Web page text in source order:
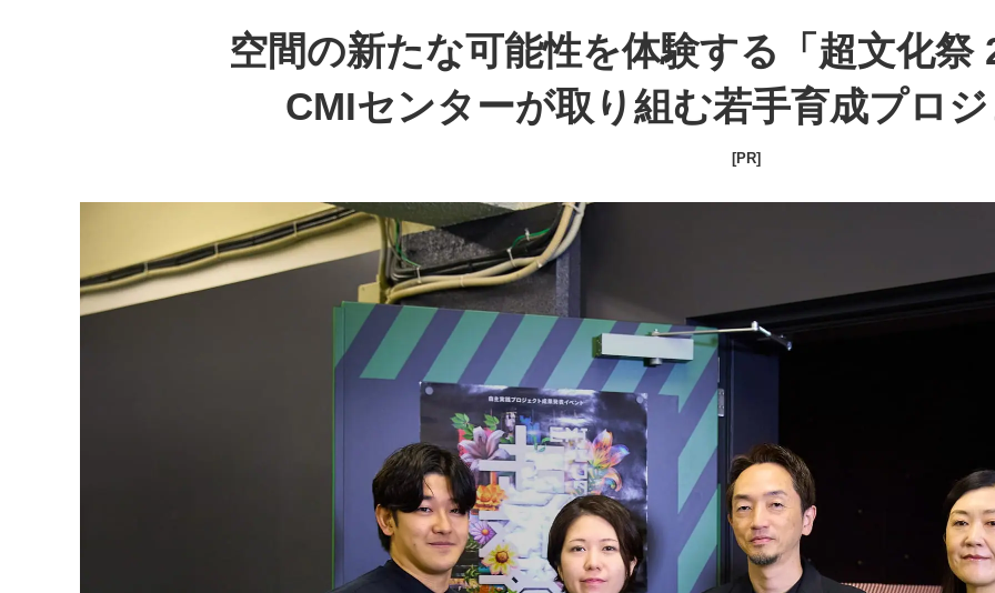
空間の新たな可能性を体験する「超文化
CMIセンターが取り組む若手育成プロ
[PR]